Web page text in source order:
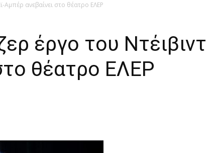
Αμπέρ ανεβαίνει στο θέατρο ΕΛΕΡ
έργο του Ντέιβιντ
θέατρο ΕΛΕΡ